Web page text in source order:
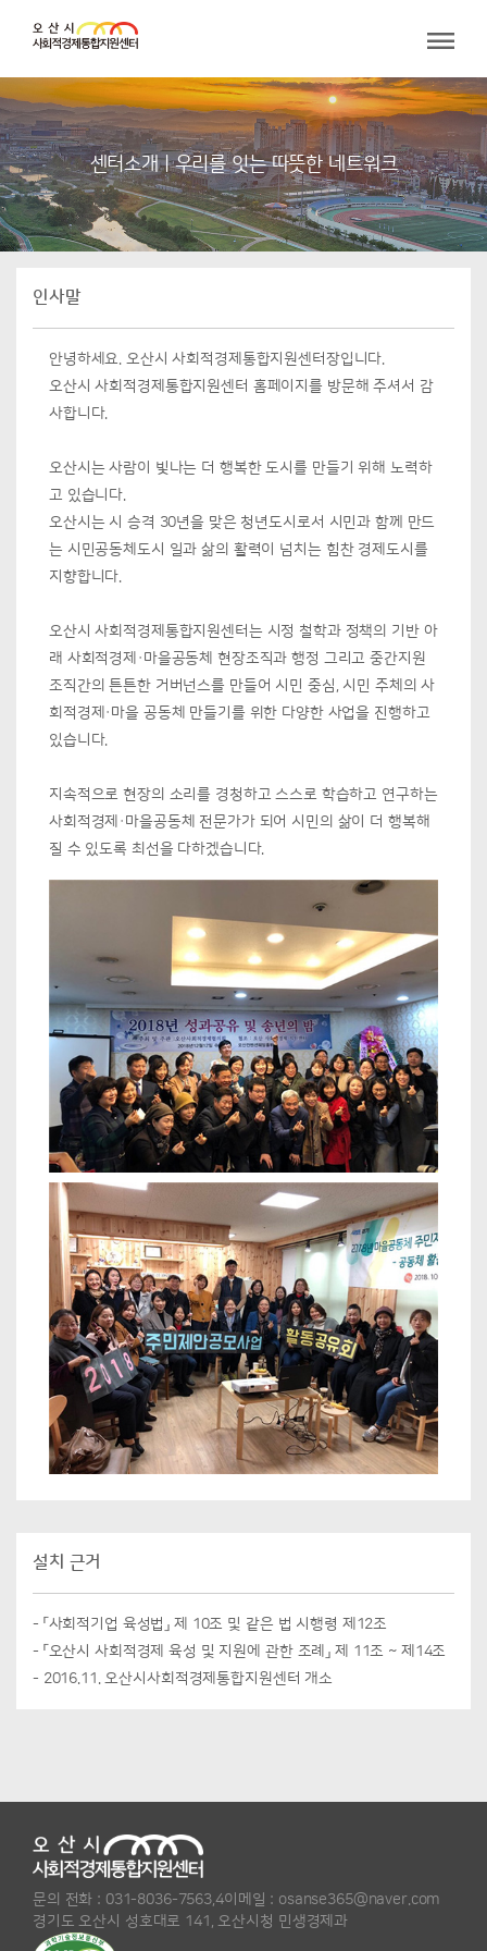
센터소개 | 우리를 잇는 따뜻한 네트워크
인사말
안녕하세요. 오산시 사회적경제통합지원센터장입니다.
오산시 사회적경제통합지원센터 홈페이지를 방문해 주셔서 감
사합니다.
오산시는 사람이 빛나는 더 행복한 도시를 만들기 위해 노력하
고 있습니다.
오산시는 시 승격 30년을 맞은 청년도시로서 시민과 함께 만드
는 시민공동체도시 일과 삶의 활력이 넘치는 힘찬 경제도시를
지향합니다.
오산시 사회적경제통합지원센터는 시정 철학과 정책의 기반 아
래 사회적경제·마을공동체 현장조직과 행정 그리고 중간지원
조직간의 튼튼한 거버넌스를 만들어 시민 중심, 시민 주체의 사
회적경제·마을 공동체 만들기를 위한 다양한 사업을 진행하고
있습니다.
지속적으로 현장의 소리를 경청하고 스스로 학습하고 연구하는
사회적경제·마을공동체 전문가가 되어 시민의 삶이 더 행복해
질 수 있도록 최선을 다하겠습니다.
설치 근거
- 「사회적기업 육성법」 제 10조 및 같은 법 시행령 제12조
- 「오산시 사회적경제 육성 및 지원에 관한 조례」 제 11조 ~ 제14조
- 2016.11. 오산시사회적경제통합지원센터 개소
문의 전화 : 031-8036-7563,4이메일 : osanse365@naver.com
경기도 오산시 성호대로 141, 오산시청 민생경제과